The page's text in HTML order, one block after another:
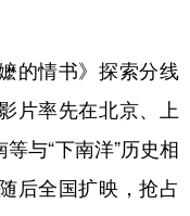
情书》探索分线
片率先在北京、上
与“下南洋”历史相
后全国扩映，抢占